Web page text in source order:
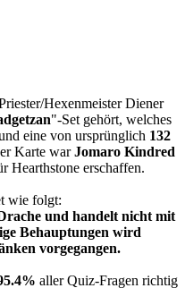
Hexenmeister Diener
"-Set gehört, welches
eine von ursprünglich 132
Karte warJomaro Kindred
Hearthstone erschaffen.
wie folgt:
und handelt nicht mit
Behauptungen wird
vorgegangen.
aller Quiz-Fragen richtig